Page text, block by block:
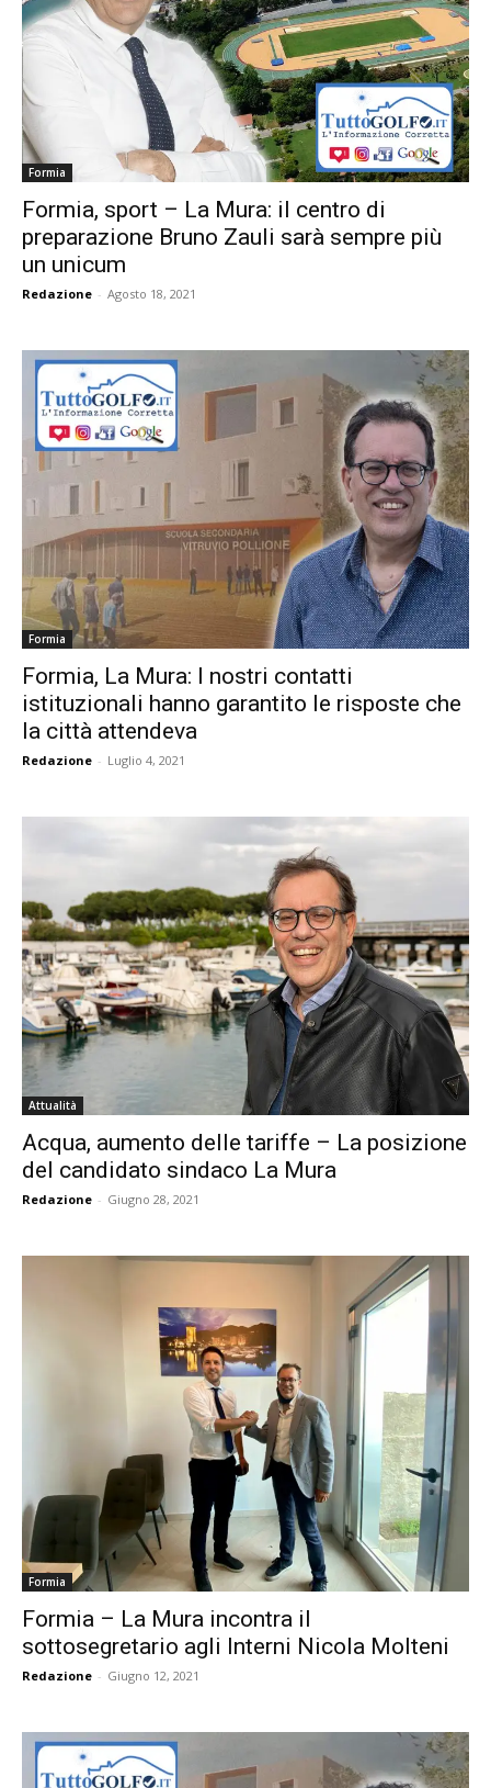
Formia
Formia, sport – La Mura: il centro di
preparazione Bruno Zauli sarà sempre più
un unicum
Redazione - Agosto 18, 2021
Formia
Formia, La Mura: I nostri contatti
istituzionali hanno garantito le risposte che
la città attendeva
Redazione - Luglio 4, 2021
Attualità
Acqua, aumento delle tariffe – La posizione
del candidato sindaco La Mura
Redazione - Giugno 28, 2021
Formia
Formia – La Mura incontra il
sottosegretario agli Interni Nicola Molteni
Redazione - Giugno 12, 2021